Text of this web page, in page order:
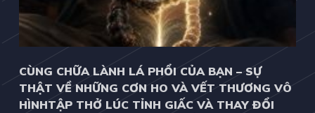
CÙNG CHỮA LÀNH LÁ PHỔI CỦA BẠN – SỰ
THẬT VỀ NHỮNG CƠN HO VÀ VẾT THƯƠNG VÔ
HÌNHTẬP THỞ LÚC TỈNH GIẤC VÀ THAY ĐỔI